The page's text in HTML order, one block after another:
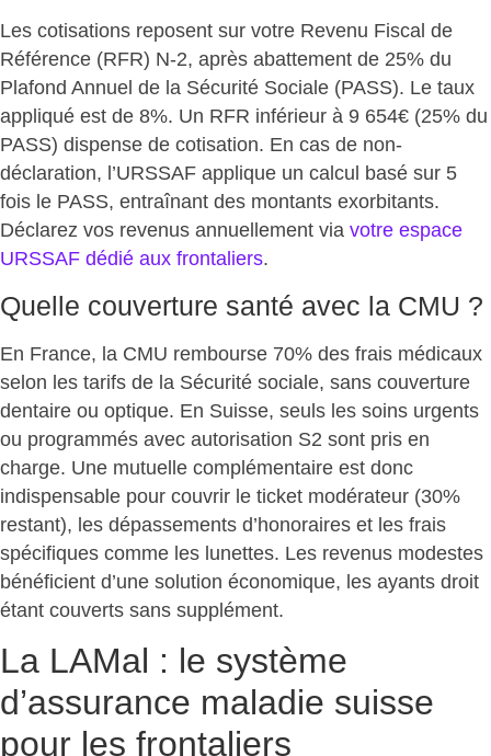
Les cotisations reposent sur votre Revenu Fiscal de
Référence (RFR) N-2, après abattement de 25% du
Plafond Annuel de la Sécurité Sociale (PASS). Le taux
appliqué est de 8%. Un RFR inférieur à 9 654€ (25% du
PASS) dispense de cotisation. En cas de non-
déclaration, l’URSSAF applique un calcul basé sur 5
fois le PASS, entraînant des montants exorbitants.
Déclarez vos revenus annuellement via votre espace
URSSAF dédié aux frontaliers.
Quelle couverture santé avec la CMU ?
En France, la CMU rembourse 70% des frais médicaux
selon les tarifs de la Sécurité sociale, sans couverture
dentaire ou optique. En Suisse, seuls les soins urgents
ou programmés avec autorisation S2 sont pris en
charge. Une mutuelle complémentaire est donc
indispensable pour couvrir le ticket modérateur (30%
restant), les dépassements d’honoraires et les frais
spécifiques comme les lunettes. Les revenus modestes
bénéficient d’une solution économique, les ayants droit
étant couverts sans supplément.
La LAMal : le système
d’assurance maladie suisse
pour les frontaliers